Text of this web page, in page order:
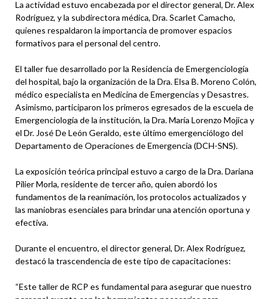
La actividad estuvo encabezada por el director general, Dr. Alex
Rodríguez, y la subdirectora médica, Dra. Scarlet Camacho,
quienes respaldaron la importancia de promover espacios
formativos para el personal del centro.
El taller fue desarrollado por la Residencia de Emergenciología
del hospital, bajo la organización de la Dra. Elsa B. Moreno Colón,
médico especialista en Medicina de Emergencias y Desastres.
Asimismo, participaron los primeros egresados de la escuela de
Emergenciología de la institución, la Dra. María Lorenzo Mojica y
el Dr. José De León Geraldo, este último emergenciólogo del
Departamento de Operaciones de Emergencia (DCH-SNS).
La exposición teórica principal estuvo a cargo de la Dra. Dariana
Pilier Morla, residente de tercer año, quien abordó los
fundamentos de la reanimación, los protocolos actualizados y
las maniobras esenciales para brindar una atención oportuna y
efectiva.
Durante el encuentro, el director general, Dr. Alex Rodríguez,
destacó la trascendencia de este tipo de capacitaciones:
“Este taller de RCP es fundamental para asegurar que nuestro